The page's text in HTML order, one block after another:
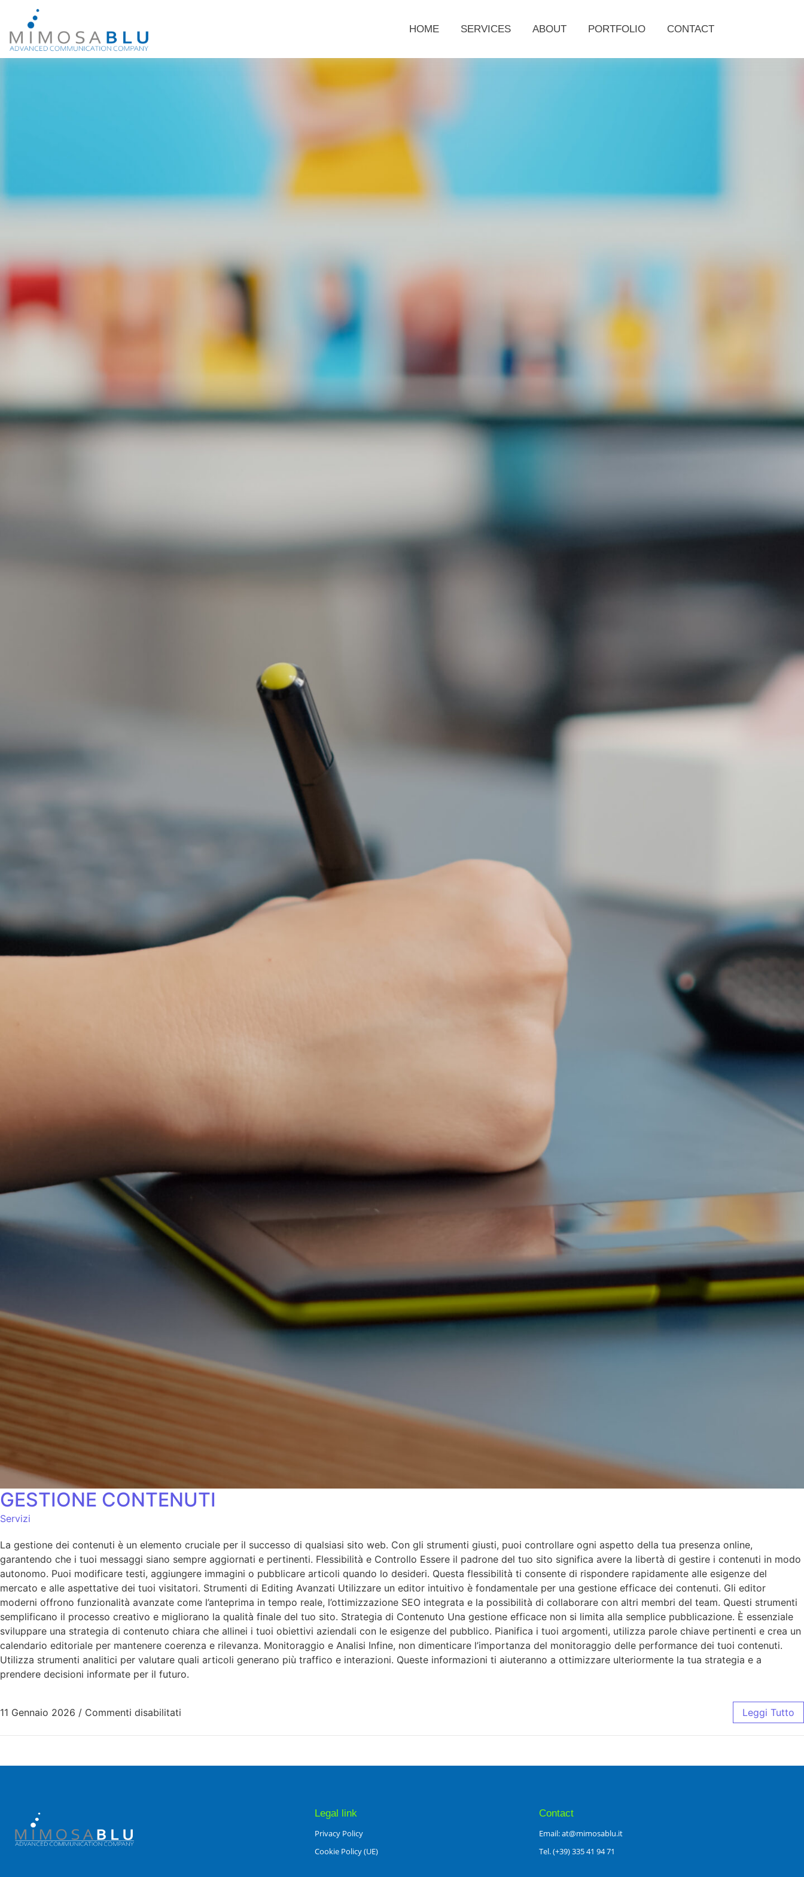
HOME SERVICES ABOUT PORTFOLIO CONTACT
GESTIONE CONTENUTI
Servizi
La gestione dei contenuti è un elemento cruciale per il successo di qualsiasi sito web. Con gli strumenti giusti, puoi controllare ogni aspetto della tua presenza online,
garantendo che i tuoi messaggi siano sempre aggiornati e pertinenti. Flessibilità e Controllo Essere il padrone del tuo sito significa avere la libertà di gestire i contenuti in modo
autonomo. Puoi modificare testi, aggiungere immagini o pubblicare articoli quando lo desideri. Questa flessibilità ti consente di rispondere rapidamente alle esigenze del
mercato e alle aspettative dei tuoi visitatori. Strumenti di Editing Avanzati Utilizzare un editor intuitivo è fondamentale per una gestione efficace dei contenuti. Gli editor
moderni offrono funzionalità avanzate come l’anteprima in tempo reale, l’ottimizzazione SEO integrata e la possibilità di collaborare con altri membri del team. Questi strumenti
semplificano il processo creativo e migliorano la qualità finale del tuo sito. Strategia di Contenuto Una gestione efficace non si limita alla semplice pubblicazione. È essenziale
sviluppare una strategia di contenuto chiara che allinei i tuoi obiettivi aziendali con le esigenze del pubblico. Pianifica i tuoi argomenti, utilizza parole chiave pertinenti e crea un
calendario editoriale per mantenere coerenza e rilevanza. Monitoraggio e Analisi Infine, non dimenticare l’importanza del monitoraggio delle performance dei tuoi contenuti.
Utilizza strumenti analitici per valutare quali articoli generano più traffico e interazioni. Queste informazioni ti aiuteranno a ottimizzare ulteriormente la tua strategia e a
prendere decisioni informate per il futuro.
11 Gennaio 2026 / Commenti disabilitati Leggi Tutto
Legal link
Privacy Policy
Cookie Policy (UE)
Contact
Email: at@mimosablu.it
Tel. (+39) 335 41 94 71